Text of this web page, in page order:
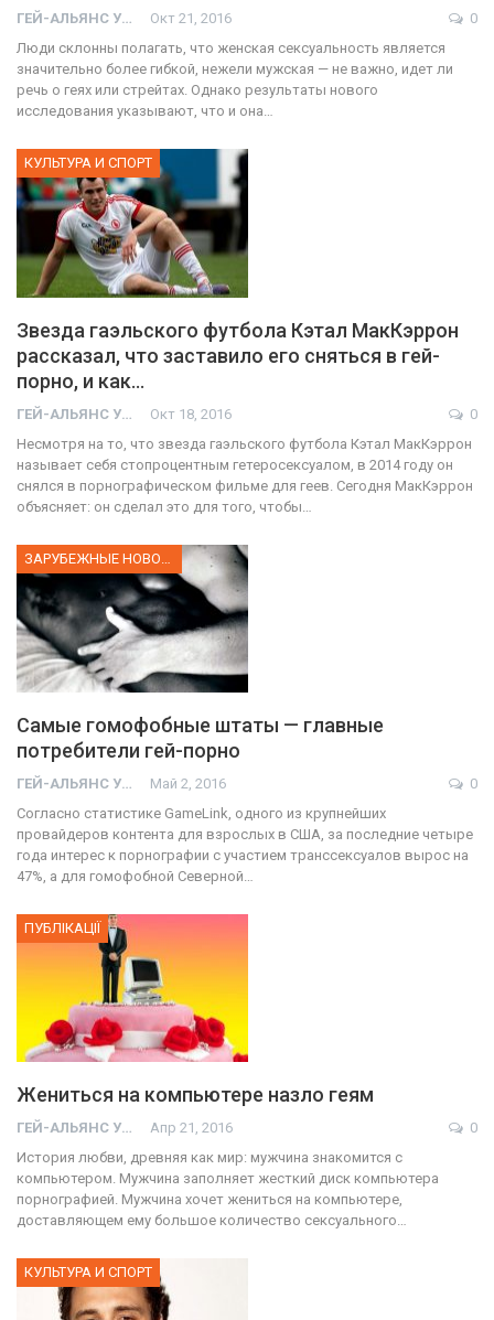
ГЕЙ-АЛЬЯНС УКРАИНА Окт 21, 2016
0
Люди склонны полагать, что женская сексуальность является
значительно более гибкой, нежели мужская — не важно, идет ли
речь о геях или стрейтах. Однако результаты нового
исследования указывают, что и она…
КУЛЬТУРА И СПОРТ
Звезда гаэльского футбола Кэтал МакКэррон
рассказал, что заставило его сняться в гей-
порно, и как…
ГЕЙ-АЛЬЯНС УКРАИНА Окт 18, 2016
0
Несмотря на то, что звезда гаэльского футбола Кэтал МакКэррон
называет себя стопроцентным гетеросексуалом, в 2014 году он
снялся в порнографическом фильме для геев. Сегодня МакКэррон
объясняет: он сделал это для того, чтобы…
Самые гомофобные штаты — главные
потребители гей-порно
ГЕЙ-АЛЬЯНС УКРАИНА Май 2, 2016
0
Согласно статистике GameLink, одного из крупнейших
провайдеров контента для взрослых в США, за последние четыре
года интерес к порнографии с участием транссексуалов вырос на
47%, а для гомофобной Северной…
ПУБЛІКАЦІЇ
Жениться на компьютере назло геям
ГЕЙ-АЛЬЯНС УКРАИНА Апр 21, 2016
0
История любви, древняя как мир: мужчина знакомится с
компьютером. Мужчина заполняет жесткий диск компьютера
порнографией. Мужчина хочет жениться на компьютере,
доставляющем ему большое количество сексуального…
КУЛЬТУРА И СПОРТ